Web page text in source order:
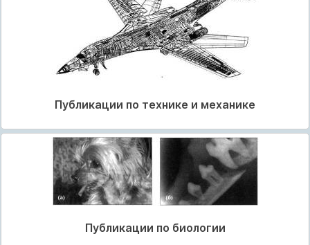
Публикации по технике и механике
Публикации по биологии